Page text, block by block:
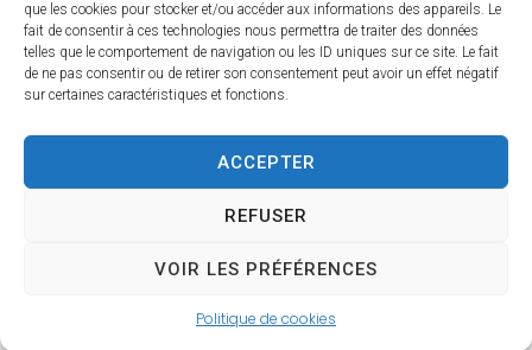
que les cookies pour stocker et/ou accéder aux informations des appareils. Le
fait de consentir à ces technologies nous permettra de traiter des données
telles que le comportement de navigation ou les ID uniques sur ce site. Le fait
de ne pas consentir ou de retirer son consentement peut avoir un effet négatif
sur certaines caractéristiques et fonctions.
ACCEPTER
REFUSER
VOIR LES PRÉFÉRENCES
Politique de cookies
Accessibilité
Politique de cookies (UE)
Propulsé par
(sites internet de collectivités